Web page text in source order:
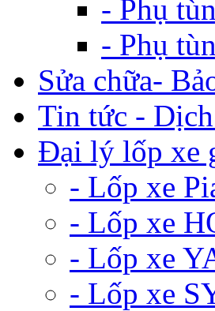
- Phụ
- Phụ
Sửa chữa-
Tin tức -
Đại lý lốp xe
- Lốp xe
- Lốp xe
- Lốp xe
- Lốp xe